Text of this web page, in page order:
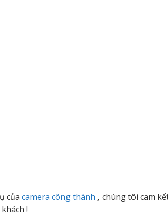
của camera công thành , chúng tôi cam
!